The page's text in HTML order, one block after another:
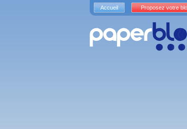
Accueil Proposez votre